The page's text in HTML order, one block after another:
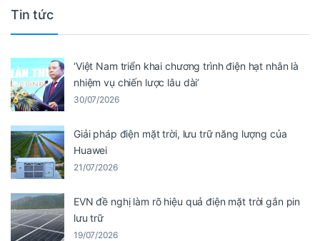
Tin tức
‘Việt Nam triển khai chương trình điện hạt nhân là
nhiệm vụ chiến lược lâu dài’
30/07/2026
Giải pháp điện mặt trời, lưu trữ năng lượng của
Huawei
21/07/2026
EVN đề nghị làm rõ hiệu quả điện mặt trời gắn pin
lưu trữ
19/07/2026